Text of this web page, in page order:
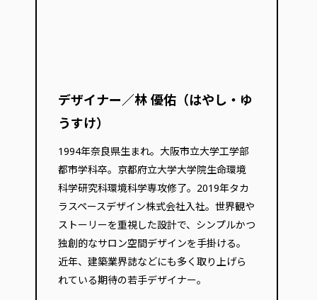
デザイナー／林 優佑（はやし・ゆ
うすけ）
1994年奈良県生まれ。大阪市立大学工学部
都市学科卒。京都府立大学大学院生命環境
科学研究科環境科学専攻修了。2019年タカ
ラスペースデザイン株式会社入社。世界観や
ストーリーを重視した設計で、シンプルかつ
独創的なサロン空間デザインを手掛ける。
近年、建築業界誌などにも多く取り上げら
れている期待の若手デザイナー。